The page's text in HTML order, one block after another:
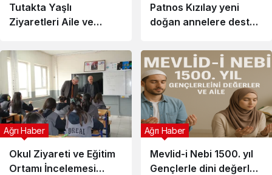
Tutakta Yaşlı
Ziyaretleri Aile ve
Dayanışma
Patnos Kızılay yeni
doğan annelere destek
Okul Ziyareti ve Eğitim
Ortamı İncelemesi
Ağrı Haber
Mevlid-i Nebi 1500. yıl
Gençlerle dini değerler
Ağrı Haber